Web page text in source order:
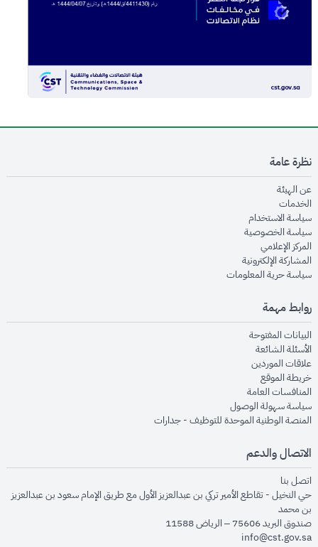
نظرة عامة
عن الهيئةopens in new window
الخدماتopens in new window
سياسة الاستخدام
سياسة الخصوصيةopens in new window
المركز الإعلاميopens in new window
المشاركة الإلكترونيةopens in new window
سياسة حرية المعلوماتopens in new window
روابط مهمة
البيانات المفتوحةopens in new window
الأسئلة الشائعةopens in new window
علاقات الموردينopens in new window
خريطة الموقعopens in new window
المنافسات العامةopens in new window
سياسة سهولة الوصولopens in new window
المنصة الوطنية الموحدة للتوظيف - جداراتopens in new window
الاتصال والدعم
اتصل بنا
حي النخيل - تقاطع الأمير تركي بن عبدالعزيز الأول مع طريق الإمام سعود بن عبدالعزيز
بن محمد
صندوق البريد 75606 – الرياض 11588
info@cst.gov.sa